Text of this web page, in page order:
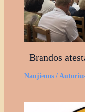
Brandos
Naujienos/ Autorius